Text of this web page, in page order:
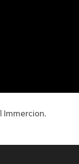
Immercion.